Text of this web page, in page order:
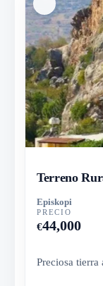
Terreno
Episkopi
PRECIO
€44,000
Preciosa